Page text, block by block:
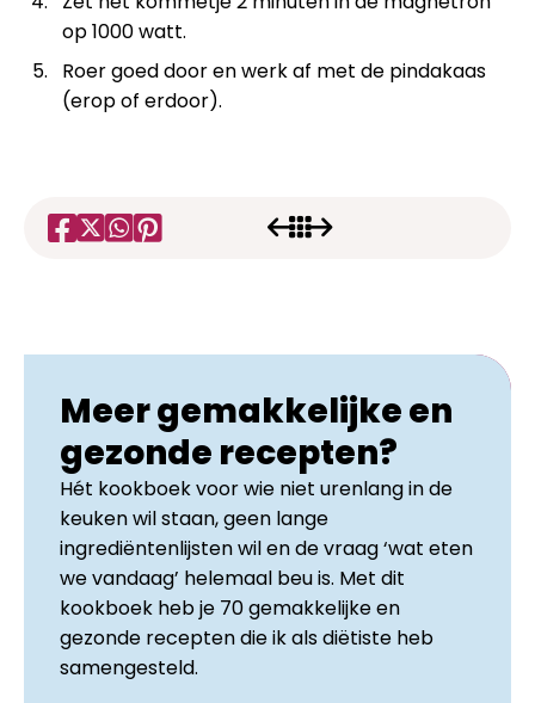
op 1000 watt.
Roer goed door en werk af met de pindakaas
(erop of erdoor).
Meer gemakkelijke en
gezonde recepten?
Hét kookboek voor wie niet urenlang in de
keuken wil staan, geen lange
ingrediëntenlijsten wil en de vraag ‘wat eten
we vandaag’ helemaal beu is. Met dit
kookboek heb je 70 gemakkelijke en
gezonde recepten die ik als diëtiste heb
samengesteld.